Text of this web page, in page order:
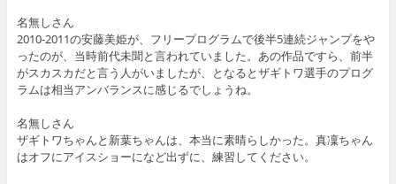
名無しさん
2010-2011の安藤美姫が、フリープログラムで後半5連続ジャンプをや
ったのが、当時前代未聞と言われていました。あの作品ですら、前半
がスカスカだと言う人がいましたが、となるとザギトワ選手のプログ
ラムは相当アンバランスに感じるでしょうね。
名無しさん
ザギトワちゃんと新葉ちゃんは、本当に素晴らしかった。真凜ちゃん
はオフにアイスショーになど出ずに、練習してください。